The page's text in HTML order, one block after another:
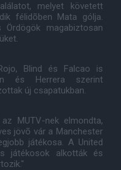
melyet követett
félidõben Mata gólja.
magabiztosan
Blind és Falcao is
és Herrera szerint
új csapatukban.
MUTV-nek elmondta,
jövõ vár a Manchester
játékosa. A United
játékosok alkották és